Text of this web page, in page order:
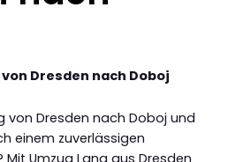
Dresden nach Doboj
von Dresden nach Doboj und
einem zuverlässigen